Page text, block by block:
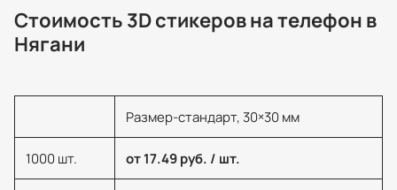
Стоимость 3D стикеров на телефон в
Нягани
Размер-стандарт, 30×30 мм
1000 шт. от 17.49 руб. / шт.